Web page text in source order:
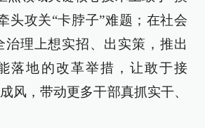
头攻关“卡脖子”难题；在社会
治理上想实招、出实策，推出
落地的改革举措，让敢于接
风，带动更多干部真抓实干、